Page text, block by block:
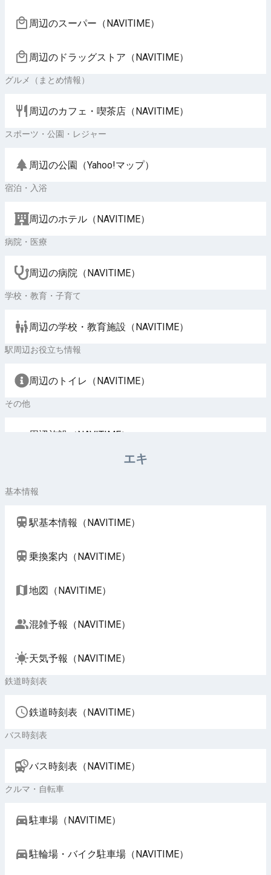
周辺のスーパー（NAVITIME）
周辺のドラッグストア（NAVITIME）
グルメ（まとめ情報）
周辺のカフェ・喫茶店（NAVITIME）
スポーツ・公園・レジャー
周辺の公園（Yahoo!マップ）
宿泊・入浴
周辺のホテル（NAVITIME）
病院・医療
周辺の病院（NAVITIME）
学校・教育・子育て
周辺の学校・教育施設（NAVITIME）
駅周辺お役立ち情報
周辺のトイレ（NAVITIME）
その他
周辺施設（NAVITIME）
エキ
基本情報
駅基本情報（NAVITIME）
乗換案内（NAVITIME）
地図（NAVITIME）
混雑予報（NAVITIME）
天気予報（NAVITIME）
鉄道時刻表
鉄道時刻表（NAVITIME）
バス時刻表
バス時刻表（NAVITIME）
クルマ・自転車
駐車場（NAVITIME）
駐輪場・バイク駐車場（NAVITIME）